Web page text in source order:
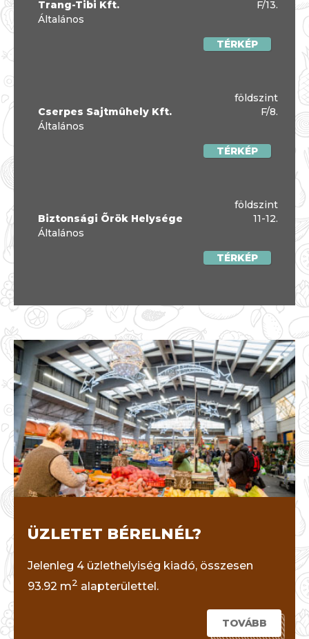
Trang-Tibi Kft.
Általános
TÉRKÉP
F/13.
Cserpes Sajtmûhely Kft.
Általános
TÉRKÉP
földszint
F/8.
Biztonsági Õrök Helysége
Általános
TÉRKÉP
földszint
11-12.
ÜZLETET BÉRELNÉL?
Jelenleg 4 üzlethelyiség kiadó, összesen
93.92 m2 alapterülettel.
TOVÁBB